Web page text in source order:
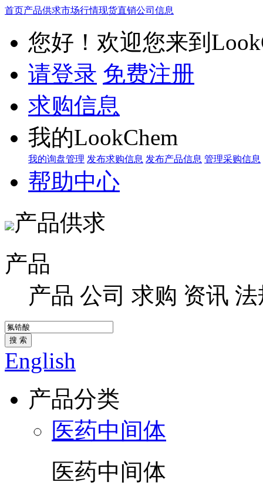
首页产品供求市场行情现货直销公司信息
您好！欢迎您来到
请登录 免费注册
求购信息
我的LookChem
我的询盘管理 发布求购信息 发布产品信息 管理采购信息
帮助中心
产品供求
产品
产品 公司 求购 资讯 法
搜 索
English
产品分类
医药中间体
医药中间体